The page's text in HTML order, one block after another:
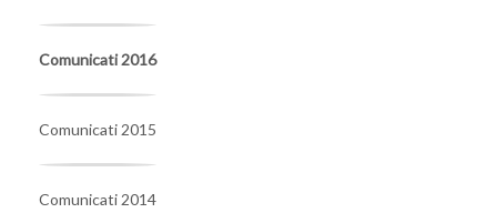
Comunicati 2016
Comunicati 2015
Comunicati 2014